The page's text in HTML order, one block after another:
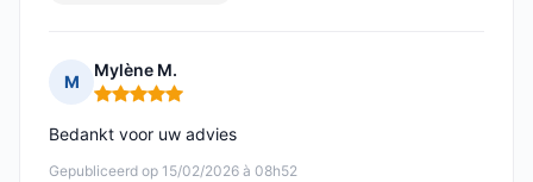
M
Mylène M.
Opmerking: 5 van 5
Gepubliceerd op 15/02/2026 à 08h52
Bedankt voor uw advies